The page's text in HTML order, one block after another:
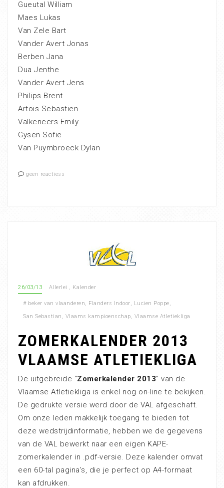
Gueutal William
Maes Lukas
Van Zele Bart
Vander Avert Jonas
Berben Jana
Dua Jenthe
Vander Avert Jens
Philips Brent
Artois Sebastien
Valkeneers Emily
Gysen Sofie
Van Puymbroeck Dylan
geen reactiess
26/03/13 Allerlei , Kalender
# beker van vlaanderen, Flanders Indoor, Lucien Poppe,
San Sebastian , Vlaams kampioenschap, Vlaamse Atletiekliga
ZOMERKALENDER 2013
VLAAMSE ATLETIEKLIGA
De uitgebreide “Zomerkalender 2013” van de
Vlaamse Atletiekliga is enkel nog on-line te bekijken.
De gedrukte versie werd door de VAL afgeschaft.
Om onze leden makkelijk toegang te bieden tot
deze wedstrijdinformatie, hebben we de gegevens
van de VAL bewerkt naar een eigen KAPE-
zomerkalender in .pdf-versie. Deze kalender omvat
een 60-tal pagina’s, die je perfect op A4-formaat
kan afdrukken.